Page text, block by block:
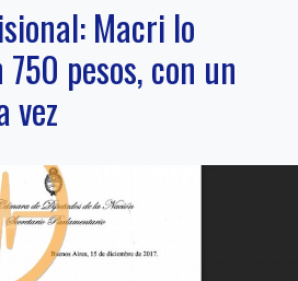
Macri lo
pesos, con un
vez